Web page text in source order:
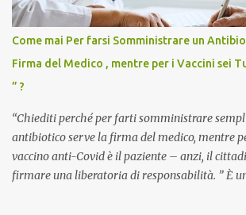
Come mai Per farsi Somministrare un
Firma del Medico , mentre per i Vaccini sei
” ?
“Chiediti perché per farti somministrare
antibiotico serve la firma del medico, mentre
vaccino anti-Covid è il paziente – anzi, il
firmare una liberatoria di responsabilità. ” È